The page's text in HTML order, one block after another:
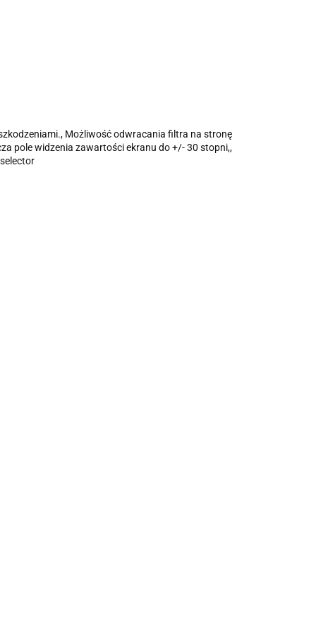
Możliwość odwracania filtra na stronę
pole widzenia zawartości ekranu do +/- 30 stopni,,